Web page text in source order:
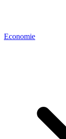
Economie